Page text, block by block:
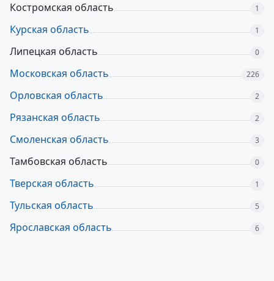
Костромская область 1
Курская область 1
Липецкая область 0
Московская область 226
Орловская область 2
Рязанская область 2
Смоленская область 3
Тамбовская область 0
Тверская область 1
Тульская область 5
Ярославская область 6